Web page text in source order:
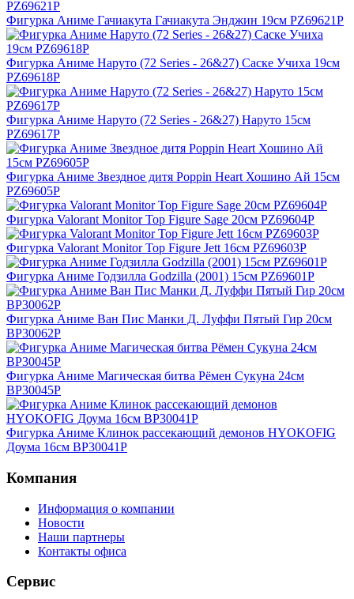
Фигурка Аниме Гачиакута Гачиакута Энджин 19см PZ69621P
Фигурка Аниме Наруто (72 Series - 26&27) Саске Учиха 19см
PZ69618P
Фигурка Аниме Наруто (72 Series - 26&27) Наруто 15см
PZ69617P
Фигурка Аниме Звездное дитя Poppin Heart Хошино Ай 15см
PZ69605P
Фигурка Valorant Monitor Top Figure Sage 20см PZ69604P
Фигурка Valorant Monitor Top Figure Jett 16см PZ69603P
Фигурка Аниме Годзилла Godzilla (2001) 15см PZ69601P
Фигурка Аниме Ван Пис Манки Д. Луффи Пятый Гир 20см
BP30062P
Фигурка Аниме Магическая битва Рёмен Сукуна 24см
BP30045P
Фигурка Аниме Клинок рассекающий демонов HYOKOFIG
Доума 16см BP30041P
Компания
Информация о компании
Новости
Наши партнеры
Контакты офиса
Сервис